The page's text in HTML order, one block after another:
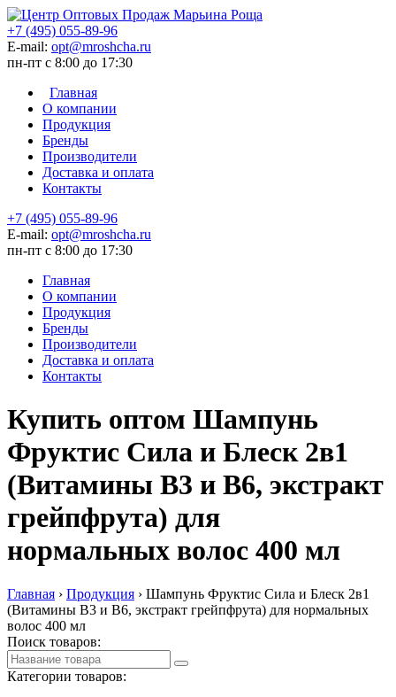
+7 (495) 055-89-96
E-mail: opt@mroshcha.ru
пн-пт с 8:00 до 17:30
Главная
О компании
Продукция
Бренды
Производители
Доставка и оплата
Контакты
+7 (495) 055-89-96
E-mail: opt@mroshcha.ru
пн-пт с 8:00 до 17:30
Главная
О компании
Продукция
Бренды
Производители
Доставка и оплата
Контакты
Купить оптом Шампунь
Фруктис Сила и Блеск 2в1
(Витамины B3 и B6, экстракт
грейпфрута) для
нормальных волос 400 мл
Главная › Продукция › Шампунь Фруктис Сила и Блеск 2в1
(Витамины B3 и B6, экстракт грейпфрута) для нормальных
волос 400 мл
Поиск товаров:
Категории товаров: